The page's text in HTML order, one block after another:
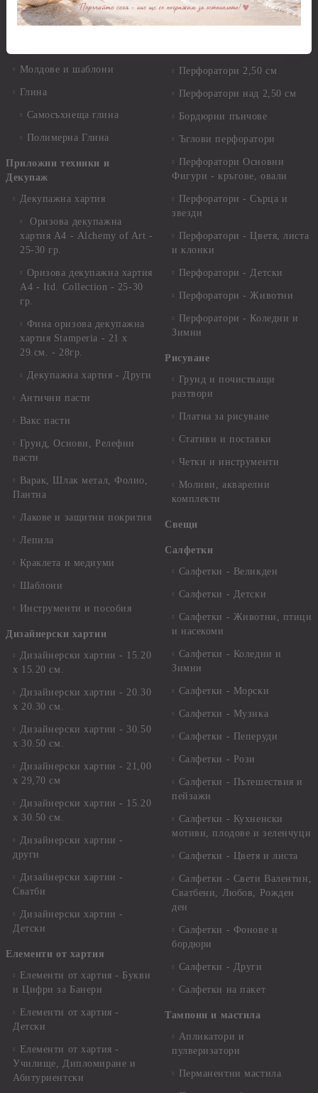
Пластични елементи
Молдове и шаблони
Глина
Самосъхнеща глина
Полимерна Глина
Приложни техники и
Декупаж
Декупажна хартия
Оризова декупажна
хартия А4 - Alchemy of Art -
25-30 гр.
Оризова декупажна хартия
А4 - Itd. Collection - 25-30
гр.
Фина оризова декупажна
хартия Stamperia - 21 х
29.см. - 28гр.
Декупажна хартия - Други
Антични пасти
Вакс пасти
Грунд, Основи, Релефни
пасти
Варак, Шлак метал, Фолио,
Пантна
Лакове и защитни покрития
Лепила
Краклета и медиуми
Шаблони
Инструменти и пособия
Дизайнерски хартии
Дизайнерски хартии - 15.20
х 15.20 см.
Дизайнерски хартии - 20.30
х 20.30 см.
Дизайнерски хартии - 30.50
х 30.50 см.
Дизайнерски хартии - 21,00
х 29,70 см
Дизайнерски хартии - 15.20
x 30.50 см.
Дизайнерски хартии -
други
Дизайнерски хартии -
Сватби
Дизайнерски хартии -
Детски
Елементи от хартия
Елементи от хартия - Букви
и Цифри за Банери
Елементи от хартия -
Детски
Елементи от хартия -
Училище, Дипломиране и
Абитуриентски
Пънчове Перфоратори
Перфоратори 2,50 см
Перфоратори над 2,50 см
Бордюрни пънчове
Ъглови перфоратори
Перфоратори Основни
Фигури - кръгове, овали
Перфоратори - Сърца и
звезди
Перфоратори - Цветя, листа
и клонки
Перфоратори - Детски
Перфоратори - Животни
Перфоратори - Коледни и
Зимни
Рисуване
Грунд и почистващи
разтвори
Платна за рисуване
Стативи и поставки
Четки и инструменти
Моливи, акварелни
комплекти
Свещи
Салфетки
Салфетки - Великден
Салфетки - Детски
Салфетки - Животни, птици
и насекоми
Салфетки - Коледни и
Зимни
Салфетки - Морски
Салфетки - Музика
Салфетки - Пеперуди
Салфетки - Рози
Салфетки - Пътешествия и
пейзажи
Салфетки - Кухненски
мотиви, плодове и зеленчуци
Салфетки - Цветя и листа
Салфетки - Свети Валентин,
Сватбени, Любов, Рожден
ден
Салфетки - Фонове и
бордюри
Салфетки - Други
Салфетки на пакет
Тампони и мастила
Апликатори и
пулверизатори
Перманентни мастила